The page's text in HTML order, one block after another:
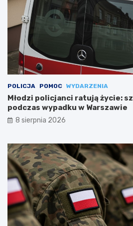
POLICJA POMOC WYDARZENIA
Młodzi policjanci ratują życie:
podczas wypadku w Warszawie
8 sierpnia 2026